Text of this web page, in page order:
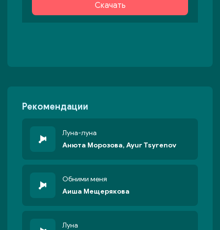
Скачать
Рекомендации
Луна-луна
Анюта Морозова, Ayur Tsyrenov
Обними меня
Аиша Мещерякова
Луна